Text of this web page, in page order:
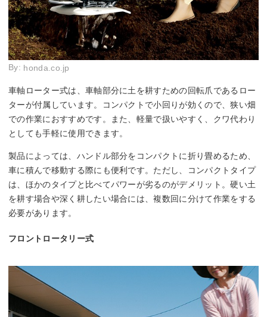
By: honda.co.jp
車軸ローター式は、車軸部分に土を耕すための回転爪であるロー
ターが付属しています。コンパクトで小回りが効くので、狭い畑
での作業におすすめです。また、軽量で扱いやすく、クワ代わり
としても手軽に使用できます。
製品によっては、ハンドル部分をコンパクトに折り畳めるため、
車に積んで移動する際にも便利です。ただし、コンパクトタイプ
は、ほかのタイプと比べてパワーが劣るのがデメリット。硬い土
を耕す場合や深く耕したい場合には、複数回に分けて作業をする
必要があります。
フロントロータリー式